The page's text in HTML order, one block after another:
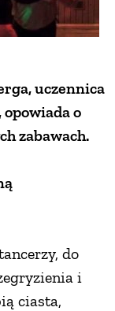
uczennica
o
zabawach.
do
i
ciasta,